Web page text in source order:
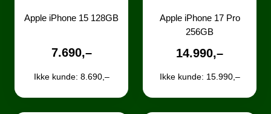
Apple iPhone 15 128GB
7.690,–
Ikke kunde: 8.690,–
Apple iPhone 17 Pro
256GB
14.990,–
Ikke kunde: 15.990,–